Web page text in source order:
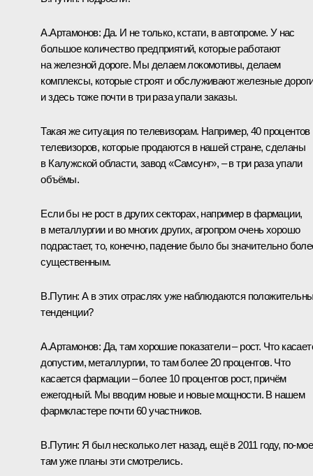
А.Артамонов: Да. И не только, кстати, в автопроме. У нас
большое количество предприятий, которые работают
на железной дороге. Мы делаем локомотивы, делаем
комплексы, которые строят и обслуживают железные
и здесь тоже почти в три раза упали заказы.
Такая же ситуация по телевизорам. Например, 40 процентов
телевизоров, которые продаются в нашей стране, сделаны
в Калужской области, завод «Самсунг», – в три раза упали
объёмы.
Если бы не рост в других секторах, например в фармации,
в металлургии и во многих других, агропром очень хорошо
подрастает, то, конечно, падение было бы значительно
существенным.
В.Путин: А в этих отраслях уже наблюдаются
тенденции?
А.Артамонов: Да, там хорошие показатели – рост. Что
допустим, металлургии, то там более 20 процентов. Что
касается фармации – более 10 процентов рост, причём
ежегодный. Мы вводим новые и новые мощности. В нашем
фармкластере почти 60 участников.
В.Путин: Я был несколько лет назад, ещё в 2011 году,
там уже планы эти смотрелись.